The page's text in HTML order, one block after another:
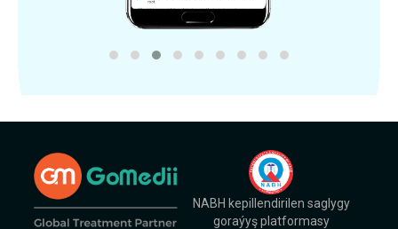
NABH kepillendirilen saglygy
goraýyş platformasy